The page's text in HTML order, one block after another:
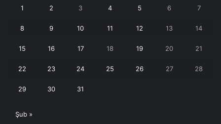
1 2 3 4 5 6 7
8 9 10 11 12 13 14
15 16 17 18 19 20 21
22 23 24 25 26 27 28
29 30 31
Şub »